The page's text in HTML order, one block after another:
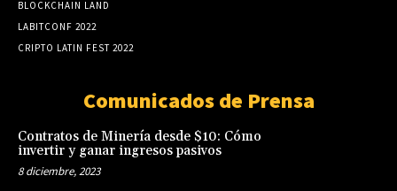
BLOCKCHAIN LAND
LABITCONF 2022
CRIPTO LATIN FEST 2022
Comunicados de Prensa
Contratos de Minería desde $10: Cómo
invertir y ganar ingresos pasivos
8 diciembre, 2023